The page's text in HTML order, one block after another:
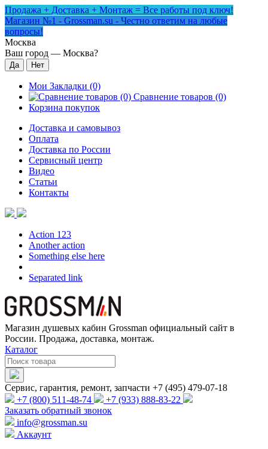
Продажа + Доставка + Монтаж = Все работы под ключ!
Магазин №1 - Grossman.su - Честно ответим на любые
вопросы!
Москва
Ваш город — Москва?
Мои Закладки (0)
Сравнение товаров (0)
Корзина покупок
Доставка и самовывоз
Оплата
Доставка по России
Сервисный центр
Видео
Статьи
Контакты
Action 123
Another action
Something else here
Separated link
Магазин душевых кабин Grossman официальный сайт в
России. Продажа, доставка, монтаж.
Каталог
Сервис, гарантия, ремонт, запчасти +7 (495) 479-07-18
+7 (800) 511-48-74
+7 (933) 888-83-22
Заказать обратный звонок
info@grossman.su
Аккаунт